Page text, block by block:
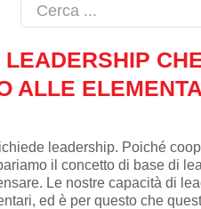
ALLE
leadership. Poiché
il concetto di base di
Le nostre capacità di
ed è per questo che